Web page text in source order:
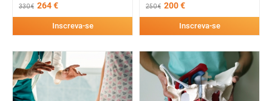
330 € 264 €
Inscreva-se
250 € 200 €
Inscreva-se